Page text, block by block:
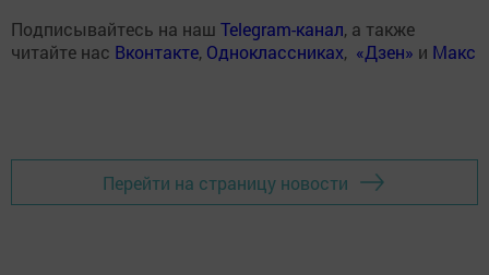
Подписывайтесь на наш Telegram-канал, а также
читайте нас Вконтакте, Одноклассниках, «Дзен» и Макс
Перейти на страницу новости